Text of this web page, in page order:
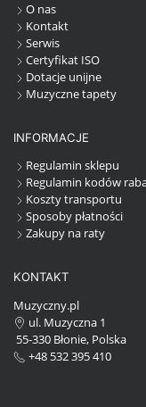
O nas
Kontakt
Serwis
Certyfikat ISO
Dotacje unijne
Muzyczne tapety
INFORMACJE
Regulamin sklepu
Regulamin kodów
Koszty transportu
Sposoby płatności
Zakupy na raty
KONTAKT
Muzyczny.pl
ul. Muzyczna 1
55-330 Błonie, Polska
+48 532 395 410